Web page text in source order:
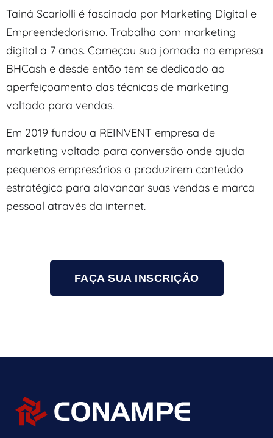
Tainá Scariolli é fascinada por Marketing Digital e
Empreendedorismo. Trabalha com marketing
digital a 7 anos. Começou sua jornada na empresa
BHCash e desde então tem se dedicado ao
aperfeiçoamento das técnicas de marketing
voltado para vendas.
Em 2019 fundou a REINVENT empresa de
marketing voltado para conversão onde ajuda
pequenos empresários a produzirem conteúdo
estratégico para alavancar suas vendas e marca
pessoal através da internet.
FAÇA SUA INSCRIÇÃO